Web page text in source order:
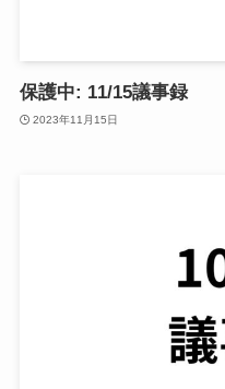
保護中: 11/15議事録
2023年11月15日